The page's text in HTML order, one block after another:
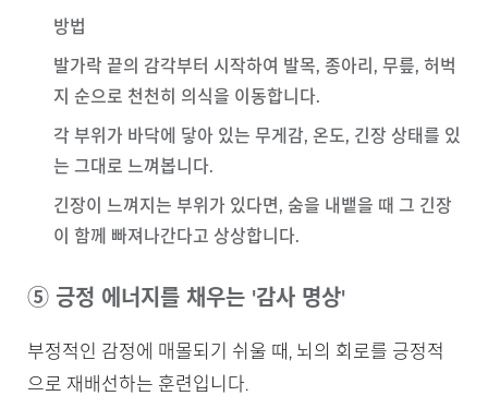
방법
발가락 끝의 감각부터 시작하여 발목, 종아리, 무릎, 허벅
지 순으로 천천히 의식을 이동합니다.
각 부위가 바닥에 닿아 있는 무게감, 온도, 긴장 상태를 있
는 그대로 느껴봅니다.
긴장이 느껴지는 부위가 있다면, 숨을 내뱉을 때 그 긴장
이 함께 빠져나간다고 상상합니다.
⑤ 긍정 에너지를 채우는 '감사 명상'
부정적인 감정에 매몰되기 쉬울 때, 뇌의 회로를 긍정적
으로 재배선하는 훈련입니다.